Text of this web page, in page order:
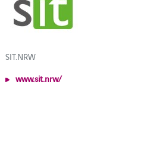
SIT.NRW
www.sit.nrw/